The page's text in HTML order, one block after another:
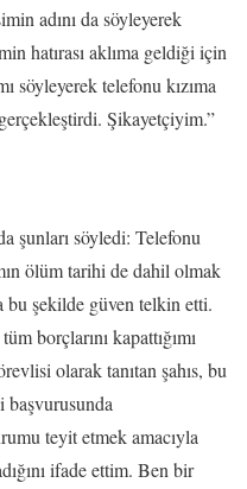
adını da söyleyerek
hatırası aklıma geldiği için
söyleyerek telefonu kızıma
Şikayetçiyim.”
şunları söyledi: Telefonu
ölüm tarihi de dahil olmak
şekilde güven telkin etti.
borçlarını kapattığımı
olarak tanıtan şahıs, bu
başvurusunda
teyit etmek amacıyla
ifade ettim. Ben bir